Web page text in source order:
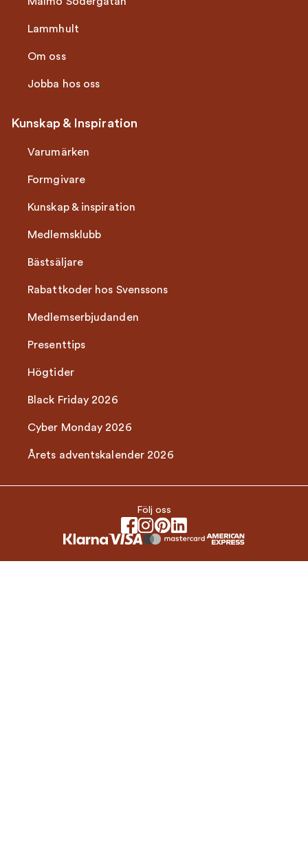
Lammhult
Om oss
Jobba hos oss
Kunskap & Inspiration
Varumärken
Formgivare
Kunskap & inspiration
Medlemsklubb
Bästsäljare
Rabattkoder hos Svenssons
Medlemserbjudanden
Presenttips
Högtider
Black Friday 2026
Cyber Monday 2026
Årets adventskalender 2026
Följ oss